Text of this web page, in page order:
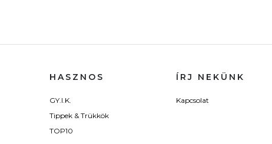
HASZNOS
GY.I.K.
Tippek & Trükkök
TOP10
ÍRJ NEKÜNK
Kapcsolat